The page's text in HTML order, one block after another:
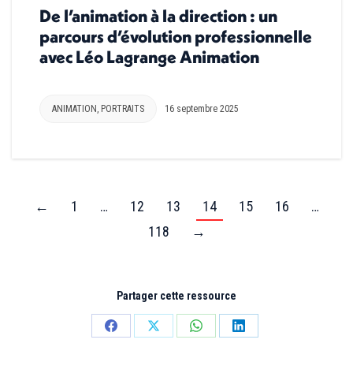
De l’animation à la direction : un
parcours d’évolution professionnelle
avec Léo Lagrange Animation
ANIMATION PORTRAITS 16 septembre 2025
← 1 … 12 13 14 15 16
…
118
→
Partager cette ressource
PartagerPartagerPartagerPartager